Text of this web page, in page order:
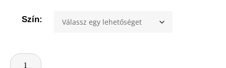
Szín: